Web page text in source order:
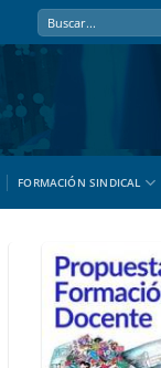
FORMACIÓN SINDICAL